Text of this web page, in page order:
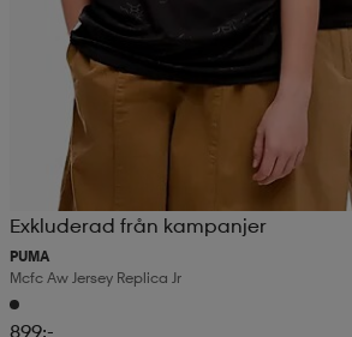
Exkluderad från kampanjer
PUMA
Mcfc Aw Jersey Replica Jr
899:-